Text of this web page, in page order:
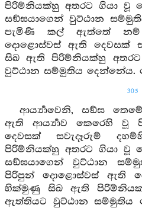
පිරිම්නියක්හු අතරට ගියා
සඞ්ඝයාගෙන් වුට්ඨාන
පැමිණි කල් ඇත්තේ
දොළොස්වස් ඇති දෙවසක්
සිඛ ඇති පිරිම්නියක්හු
වුට්ඨාන සම්මුතිය දෙන්නේය.
305
ආර්‍ය්‍යාවෙනි, සඞ්ඝ
ඇති ආර්‍ය්‍යාව කෙරෙහි වූ
දෙවසක් සවැදෑරුම්
පිරිම්නියක්හු අතරට ගියා
සඞ්ඝයාගෙන් වුට්ඨාන
පිරිපුන් දොළොස්වස් ඇති
හික්මුණු සිඛ ඇති
ඇත්තියට වුට්ඨාන සම්මුතිය